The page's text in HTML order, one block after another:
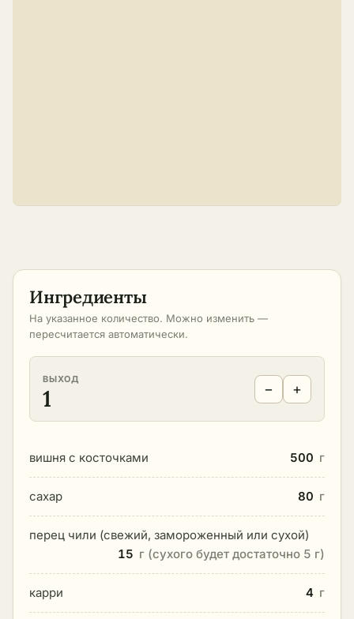
Ингредиенты
На указанное количество. Можно изменить —
пересчитается автоматически.
ВЫХОД
1 − +
вишня с косточками 500 г
сахар 80 г
перец чили (свежий, замороженный или сухой)
15 г (сухого будет достаточно 5 г)
карри 4 г